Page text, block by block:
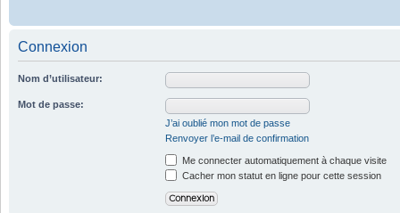
Connexion
Nom d’utilisateur:
Mot de passe:
J’ai oublié mon mot de passe
Renvoyer l’e-mail de confirmation
Me connecter automatiquement à chaque visite
Cacher mon statut en ligne pour cette session